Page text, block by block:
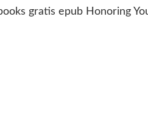
gratis epub Honoring